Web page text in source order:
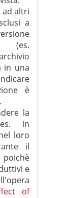
ad altri
a
(es.
in una
è
la
in
loro
il
e
of